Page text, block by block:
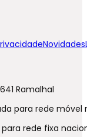
Novidades
Ramalhal
para rede móvel
rede fixa